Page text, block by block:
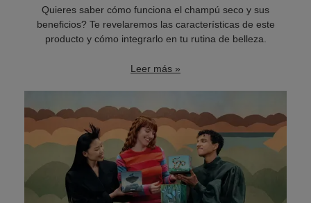
Quieres saber cómo funciona el champú seco y sus
beneficios? Te revelaremos las características de este
producto y cómo integrarlo en tu rutina de belleza.
Leer más »